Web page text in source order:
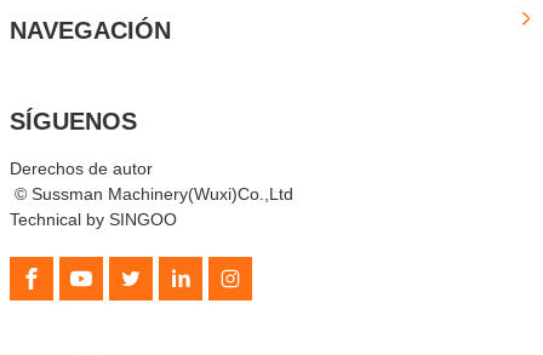
NAVEGACIÓN
SÍGUENOS
Derechos de autor
© Sussman Machinery(Wuxi)Co.,Ltd
Technical by SINGOO